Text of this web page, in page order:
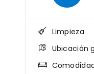
Limpieza
Ubicación